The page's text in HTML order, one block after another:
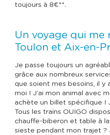
toujours à 8€**.
Un voyage qui me
Toulon et Aix-en-
Je passe toujours un
grâce aux nombreux
que soient mes besoins, il y
moi ! J’ai mon animal avec
achète un billet spécifique !
Tous les trains OUIGO
chauffe-biberon et table à
sieste pendant mon trajet ?